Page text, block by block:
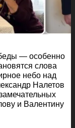
— особенно
слова
небо над
Налетов
и Валентину